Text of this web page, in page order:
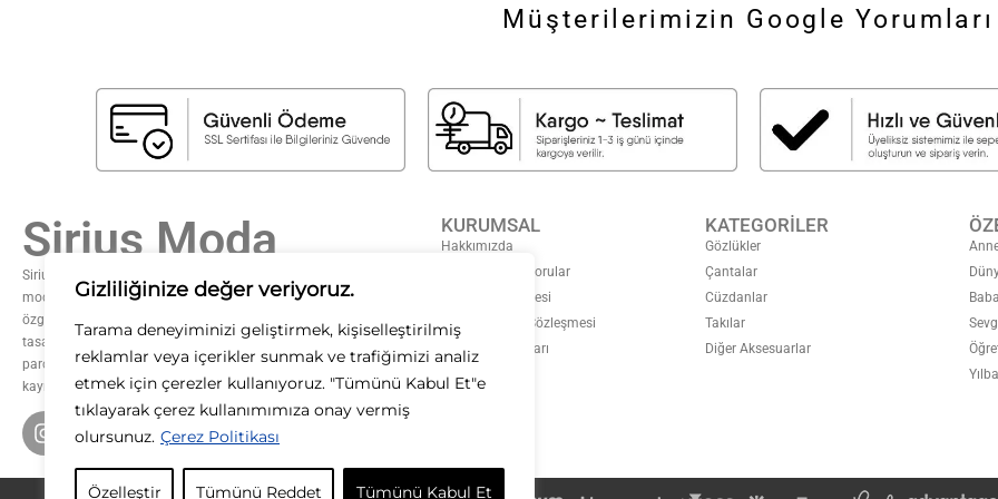
Gizliliğinize değer veriyoruz.
Tarama deneyiminizi geliştirmek, kişiselleştirilmiş
reklamlar veya içerikler sunmak ve trafiğimizi analiz
etmek için çerezler kullanıyoruz. "Tümünü Kabul Et"e
tıklayarak çerez kullanımımıza onay vermiş
olursunuz. Çerez Politikası
Özelleştir Tümünü Reddet Tümünü Kabul Et
Müşterilerimizin Google Yorumları
Sirius Moda
Sirius Moda olarak, stilin gücüne inanıyoruz. Zamansız şıklığı
modern dokunuşlarla buluşturarak, her kadının kendi tarzını
özgürce yansıtmasını sağlıyoruz. Kaliteyi, zarafeti ve özgün
tasarımları ön planda tutarak; her koleksiyonumuzda ilham verici
parçalar sunuyoruz. Moda bizim tutkumuz, siz ise ilham
kaynağımızsınız.
KURUMSAL
Hakkımızda
Sıkça Sorulan Sorular
Gizlilik Sözleşmesi
Mesafeli Satış Sözleşmesi
Teslimat Koşulları
İade ve Değişim
KATEGORİLER
Gözlükler
Çantalar
Cüzdanlar
Takılar
Diğer Aksesuarlar